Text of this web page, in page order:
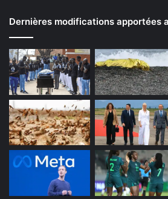
Dernières modifications apportées